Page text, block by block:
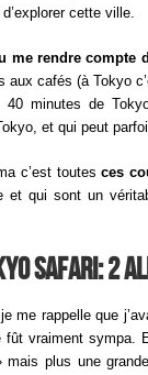
cette ville.
me rendre
cafés (à Tokyo
minutes de
et qui peut
c’est toutesces
et qui sont un
Safari: 2
me rappelle que
vraiment sympa.
plus une